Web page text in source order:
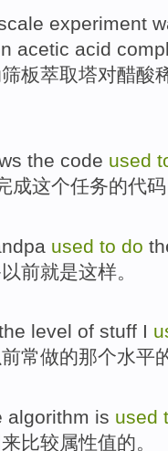
experiment
acetic acid
板萃取塔对醋酸
the code used
成这个任务的代码
used to do
以前就是这样。
level of stuff I
常做的那个水平
algorithm is used
比较属性值的。